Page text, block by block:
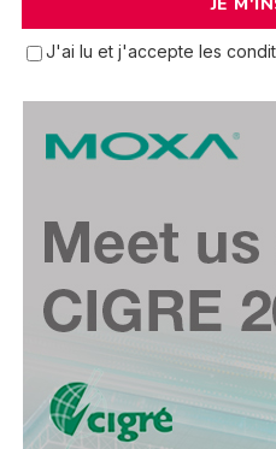
J'ai lu et j'accepte les